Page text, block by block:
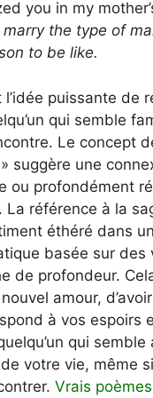
you in my
marry the type of
to be like.
puissante de
qui semble
Le concept
suggère une
ou profondément
La référence à la
éthéré dans
basée sur des
de profondeur.
amour,
à vos espoirs
qui semble
votre vie, même
Vrais poèmes